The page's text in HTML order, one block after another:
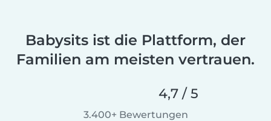
Babysits ist die Plattform, der
Familien am meisten vertrauen.
4,7 / 5
3.400+ Bewertungen